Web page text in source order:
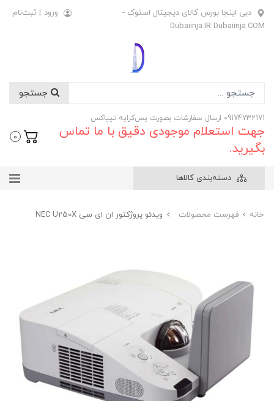
دبی اینجا بورس کالای دیجیتال استوک -
Dubaiinja.IR Dubaiinja.COM
ورود | ثبت‌نام
09174732171 ارسال سفارشات بصورت پس‌کرایه تیپاکس
جهت استعلام موجودی دقیق با ما تماس
بگیرید.
0
دسته‌بندی کالاها
خانه فهرست محصولات ویدئو پروژکتور ان ای سی NEC U250X